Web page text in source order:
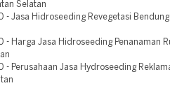
Selatan
- Jasa Hidroseeding Revegetasi
- Harga Jasa Hidroseeding Penanaman
- Perusahaan Jasa Hydroseeding